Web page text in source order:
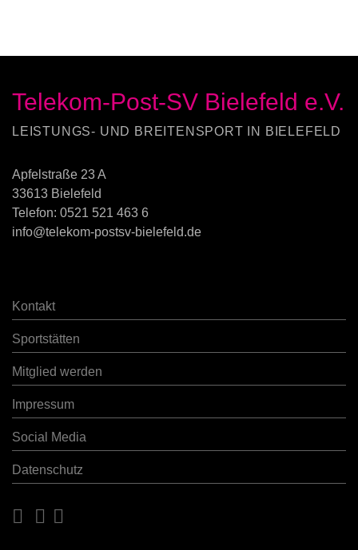
Telekom-Post-SV Bielefeld e.V.
LEISTUNGS- UND BREITENSPORT IN BIELEFELD
Apfelstraße 23 A
33613 Bielefeld
Telefon: 0521 521 463 6
info@telekom-postsv-bielefeld.de
Kontakt
Sportstätten
Mitglied werden
Impressum
Social Media
Datenschutz